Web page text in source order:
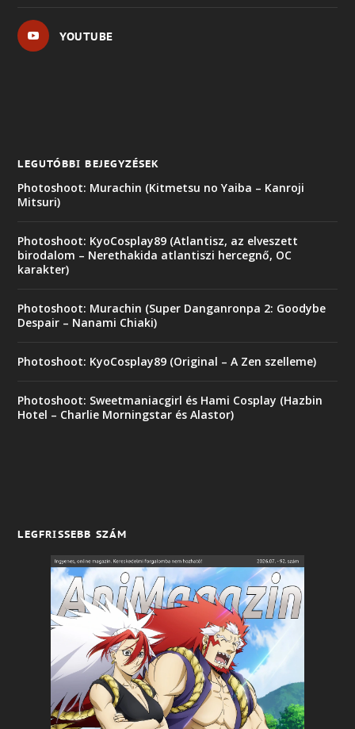
YOUTUBE
LEGUTÓBBI BEJEGYZÉSEK
Photoshoot: Murachin (Kitmetsu no Yaiba – Kanroji
Mitsuri)
Photoshoot: KyoCosplay89 (Atlantisz, az elveszett
birodalom – Nerethakida atlantiszi hercegnő, OC
karakter)
Photoshoot: Murachin (Super Danganronpa 2: Goodybe
Despair – Nanami Chiaki)
Photoshoot: KyoCosplay89 (Original – A Zen szelleme)
Photoshoot: Sweetmaniacgirl és Hami Cosplay (Hazbin
Hotel – Charlie Morningstar és Alastor)
LEGFRISSEBB SZÁM